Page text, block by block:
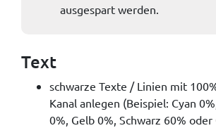
ausgespart werden.
Text
schwarze Texte / Linien mit
Kanal anlegen (Beispiel: Cyan
0%, Gelb 0%, Schwarz 60% oder